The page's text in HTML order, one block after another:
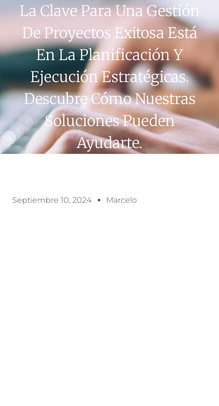
La Clave Para Una Gestión
De Proyectos Exitosa Está
En La Planificación Y
Ejecución Estratégicas.
Descubre Cómo Nuestras
Soluciones Pueden
Ayudarte.
Septiembre 10, 2024 Marcelo